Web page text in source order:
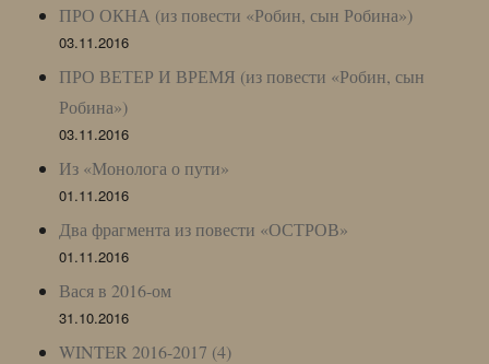
ПРО ОКНА (из повести «Робин, сын Робина»)
03.11.2016
ПРО ВЕТЕР И ВРЕМЯ (из повести «Робин, сын
Робина»)
03.11.2016
Из «Монолога о пути»
01.11.2016
Два фрагмента из повести «ОСТРОВ»
01.11.2016
Вася в 2016-ом
31.10.2016
WINTER 2016-2017 (4)